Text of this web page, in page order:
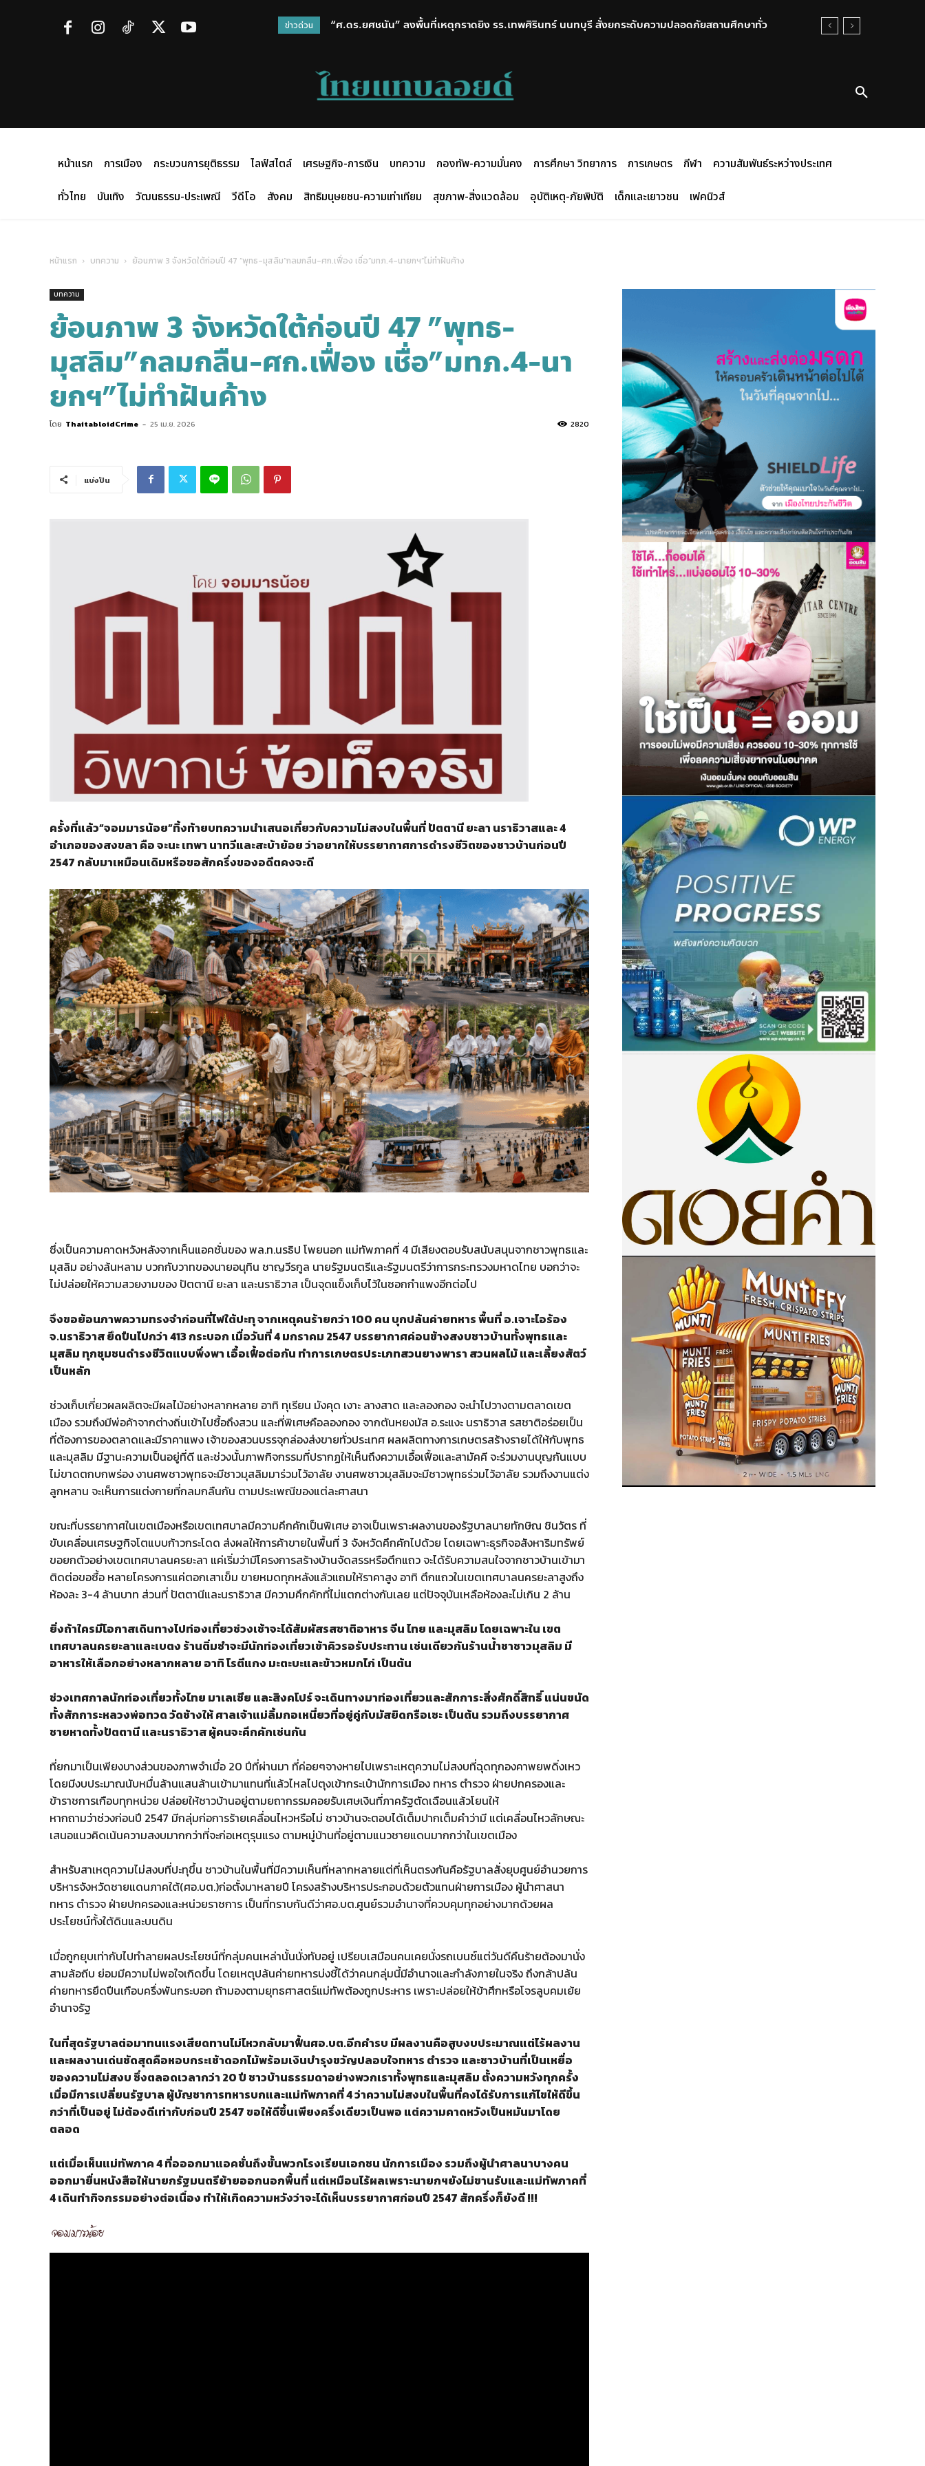
ข่าวด่วน
“ศ.ดร.ยศชนัน” ลงพื้นที่เหตุกราดยิง รร.เทพศิรินทร์ นนทบุรี สั่งยกระดับความปลอดภัยสถานศึกษาทั่ว
“วราวุธ” เผย สั่ง สอจ.ชลบุรี รุดตรวจสอบเพลิงไหม้อาคารคล้ายโรงงาน พื้นที่บ้านบึง พบยางเก่าพรึ่บ ส่ง
หน้าแรก การเมือง กระบวนการยุติธรรม ไลฟ์สไตล์ เศรษฐกิจ-การเงิน บทความ กองทัพ-ความมั่นคง การศึกษา วิทยาการ การเกษตร กีฬา
ความสัมพันธ์ระหว่างประเทศ
ทั่วไทย
บันเทิง วัฒนธรรม-ประเพณี วีดีโอ สังคม สิทธิมนุษยชน-ความเท่าเทียม สุขภาพ-สิ่งแวดล้อม อุบัติเหตุ-ภัยพิบัติ เด็กและเยาวชน เฟคนิวส์
หน้าแรก บทความ ย้อนภาพ 3 จังหวัดใต้ก่อนปี 47 ”พุทธ-มุสลิม”กลมกลืน-ศก.เฟื่อง เชื่อ”มทภ.4-นายกฯ”ไม่ทำฝันค้าง
บทความ
ย้อนภาพ 3 จังหวัดใต้ก่อนปี 47 ”พุทธ-
มุสลิม”กลมกลืน-ศก.เฟื่อง เชื่อ”มทภ.4-นา
ยกฯ”ไม่ทำฝันค้าง
โดย ThaitabloidCrime - 25 เม.ย. 2026 2820
แบ่งปัน
ครั้งที่แล้ว”จอมมารน้อย”ทิ้งท้ายบทความนำเสนอเกี่ยวกับความไม่สงบในพื้นที่ ปัตตานี ยะลา นราธิวาสและ 4
อำเภอของสงขลา คือ จะนะ เทพา นาทวีและสะบ้าย้อย ว่าอยากให้บรรยากาศการดำรงชีวิตของชาวบ้านก่อนปี
2547 กลับมาเหมือนเดิมหรือขอสักครึ่งของอดีตคงจะดี
ซึ่งเป็นความคาดหวังหลังจากเห็นแอคชั่นของ พล.ท.นรธิป โพยนอก แม่ทัพภาคที่ 4 มีเสียงตอบรับสนับสนุนจากชาวพุทธและ
มุสลิม อย่างล้นหลาม บวกกับวาทของนายอนุทิน ชาญวีรกูล นายรัฐมนตรีและรัฐมนตรีว่าการกระทรวงมหาดไทย บอกว่าจะ
ไม่ปล่อยให้ความสวยงามของ ปัตตานี ยะลา และนราธิวาส เป็นจุดแข็งเก็บไว้ในซอกกำแพงอีกต่อไป
จึงขอย้อนภาพความทรงจำก่อนที่ไฟใต้ปะทุ จากเหตุคนร้ายกว่า 100 คน บุกปล้นค่ายทหาร พื้นที่ อ.เจาะไอร้อง
จ.นราธิวาส ยึดปืนไปกว่า 413 กระบอก เมื่อวันที่ 4 มกราคม 2547 บรรยากาศค่อนข้างสงบชาวบ้านทั้งพุทธและ
มุสลิม ทุกชุมชนดำรงชีวิตแบบพึ่งพา เอื้อเฟื้อต่อกัน ทำการเกษตรประเภทสวนยางพารา สวนผลไม้ และเลี้ยงสัตว์
เป็นหลัก
ช่วงเก็บเกี่ยวผลผลิตจะมีผลไม้อย่างหลากหลาย อาทิ ทุเรียน มังคุด เงาะ ลางสาด และลองกอง จะนำไปวางตามตลาดเขต
เมือง รวมถึงมีพ่อค้าจากต่างถิ่นเข้าไปซื้อถึงสวน และที่พิเศษคือลองกอง จากตันหยงมัส อ.ระแงะ นราธิวาส รสชาติอร่อยเป็น
ที่ต้องการของตลาดและมีราคาแพง เจ้าของสวนบรรจุกล่องส่งขายทั่วประเทศ ผลผลิตทางการเกษตรสร้างรายได้ให้กับพุทธ
และมุสลิม มีฐานะความเป็นอยู่ที่ดี และช่วงนั้นภาพกิจกรรมที่ปรากฏให้เห็นถึงความเอื้อเฟื้อและสามัคคี จะร่วมงานบุญกันแบบ
ไม่ขาดตกบกพร่อง งานศพชาวพุทธจะมีชาวมุสลิมมาร่วมไว้อาลัย งานศพชาวมุสลิมจะมีชาวพุทธร่วมไว้อาลัย รวมถึงงานแต่ง
ลูกหลาน จะเห็นการแต่งกายที่กลมกลืนกัน ตามประเพณีของแต่ละศาสนา
ขณะที่บรรยากาศในเขตเมืองหรือเขตเทศบาลมีความคึกคักเป็นพิเศษ อาจเป็นเพราะผลงานของรัฐบาลนายทักษิณ ชินวัตร ที่
ขับเคลื่อนเศรษฐกิจโตแบบก้าวกระโดด ส่งผลให้การค้าขายในพื้นที่ 3 จังหวัดคึกคักไปด้วย โดยเฉพาะธุรกิจอสังหาริมทรัพย์
ขอยกตัวอย่างเขตเทศบาลนครยะลา แค่เริ่มว่ามีโครงการสร้างบ้านจัดสรรหรือตึกแถว จะได้รับความสนใจจากชาวบ้านเข้ามา
ติดต่อขอซื้อ หลายโครงการแค่ตอกเสาเข็ม ขายหมดทุกหลังแล้วแถมให้ราคาสูง อาทิ ตึกแถวในเขตเทศบาลนครยะลาสูงถึง
ห้องละ 3-4 ล้านบาท ส่วนที่ ปัตตานีและนราธิวาส มีความคึกคักที่ไม่แตกต่างกันเลย แต่ปัจจุบันเหลือห้องละไม่เกิน 2 ล้าน
ยิ่งถ้าใครมีโอกาสเดินทางไปท่องเที่ยวช่วงเช้าจะได้สัมผัสรสชาติอาหาร จีน ไทย และมุสลิม โดยเฉพาะใน เขต
เทศบาลนครยะลาและเบตง ร้านติ่มซำจะมีนักท่องเที่ยวเข้าคิวรอรับประทาน เช่นเดียวกันร้านน้ำชาชาวมุสลิม มี
อาหารให้เลือกอย่างหลากหลาย อาทิ โรตีแกง มะตะบะและข้าวหมกไก่ เป็นต้น
ช่วงเทศกาลนักท่องเที่ยวทั้งไทย มาเลเซีย และสิงคโปร์ จะเดินทางมาท่องเที่ยวและสักการะสิ่งศักดิ์สิทธิ์ แน่นขนัด
ทั้งสักการะหลวงพ่อทวด วัดช้างให้ ศาลเจ้าแม่ลิ้มกอเหนี่ยวที่อยู่คู่กับมัสยิดกรือเซะ เป็นต้น รวมถึงบรรยากาศ
ชายหาดทั้งปัตตานี และนราธิวาส ผู้คนจะคึกคักเช่นกัน
ที่ยกมาเป็นเพียงบางส่วนของภาพจำเมื่อ 20 ปีที่ผ่านมา ที่ค่อยๆจางหายไปเพราะเหตุความไม่สงบที่ฉุดทุกองคาพยพดิ่งเหว
โดยมีงบประมาณนับหมื่นล้านแสนล้านเข้ามาแทนที่แล้วไหลไปตุงเข้ากระเป๋านักการเมือง ทหาร ตำรวจ ฝ่ายปกครองและ
ข้าราชการเกือบทุกหน่วย ปล่อยให้ชาวบ้านอยู่ตามยถากรรมคอยรับเศษเงินที่ภาครัฐตัดเฉือนแล้วโยนให้
หากถามว่าช่วงก่อนปี 2547 มีกลุ่มก่อการร้ายเคลื่อนไหวหรือไม่ ชาวบ้านจะตอบได้เต็มปากเต็มคำว่ามี แต่เคลื่อนไหวลักษณะ
เสนอแนวคิดเน้นความสงบมากกว่าที่จะก่อเหตุรุนแรง ตามหมู่บ้านที่อยู่ตามแนวชายแดนมากกว่าในเขตเมือง
สำหรับสาเหตุความไม่สงบที่ปะทุขึ้น ชาวบ้านในพื้นที่มีความเห็นที่หลากหลายแต่ที่เห็นตรงกันคือรัฐบาลสั่งยุบศูนย์อำนวยการ
บริหารจังหวัดชายแดนภาคใต้(ศอ.บต.)ก่อตั้งมาหลายปี โครงสร้างบริหารประกอบด้วยตัวแทนฝ่ายการเมือง ผู้นำศาสนา
ทหาร ตำรวจ ฝ่ายปกครองและหน่วยราชการ เป็นที่ทราบกันดีว่าศอ.บต.ศูนย์รวมอำนาจที่ควบคุมทุกอย่างมากด้วยผล
ประโยชน์ทั้งใต้ดินและบนดิน
เมื่อถูกยุบเท่ากับไปทำลายผลประโยชน์ที่กลุ่มคนเหล่านั้นนั่งทับอยู่ เปรียบเสมือนคนเคยนั่งรถเบนซ์แต่วันดีคืนร้ายต้องมานั่ง
สามล้อถีบ ย่อมมีความไม่พอใจเกิดขึ้น โดยเหตุปล้นค่ายทหารบ่งชี้ได้ว่าคนกลุ่มนี้มีอำนาจและกำลังภายในจริง ถึงกล้าปล้น
ค่ายทหารยึดปืนเกือบครึ่งพันกระบอก ถ้ามองตามยุทธศาสตร์แม่ทัพต้องถูกประหาร เพราะปล่อยให้ข้าศึกหรือโจรลูบคมเย้ย
อำนาจรัฐ
ในที่สุดรัฐบาลต่อมาทนแรงเสียดทานไม่ไหวกลับมาฟื้นศอ.บต.อีกคำรบ มีผลงานคือสูบงบประมาณแต่ไร้ผลงาน
และผลงานเด่นชัดสุดคือหอบกระเช้าดอกไม้พร้อมเงินบำรุงขวัญปลอบใจทหาร ตำรวจ และชาวบ้านที่เป็นเหยื่อ
ของความไม่สงบ ซึ่งตลอดเวลากว่า 20 ปี ชาวบ้านธรรมดาอย่างพวกเราทั้งพุทธและมุสลิม ตั้งความหวังทุกครั้ง
เมื่อมีการเปลี่ยนรัฐบาล ผู้บัญชาการทหารบกและแม่ทัพภาคที่ 4 ว่าความไม่สงบในพื้นที่คงได้รับการแก้ไขให้ดีขึ้น
กว่าที่เป็นอยู่ ไม่ต้องดีเท่ากับก่อนปี 2547 ขอให้ดีขึ้นเพียงครึ่งเดียวเป็นพอ แต่ความคาดหวังเป็นหมันมาโดย
ตลอด
แต่เมื่อเห็นแม่ทัพภาค 4 ที่อออกมาแอคชั่นถึงขั้นพวกโรงเรียนเอกชน นักการเมือง รวมถึงผู้นำศาลนาบางคน
ออกมายื่นหนังสือให้นายกรัฐมนตรีย้ายออกนอกพื้นที่ แต่เหมือนไร้ผลเพราะนายกฯยังไม่ขานรับและแม่ทัพภาคที่
4 เดินทำกิจกรรมอย่างต่อเนื่อง ทำให้เกิดความหวังว่าจะได้เห็นบรรยากาศก่อนปี 2547 สักครึ่งก็ยังดี !!!